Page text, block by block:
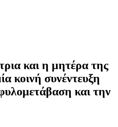
και η μητέρα της
κοινή συνέντευξη
και την